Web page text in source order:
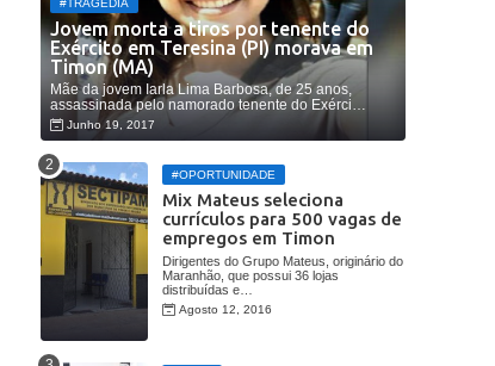
Jovem morta a tiros por tenente do
Exército em Teresina (PI) morava em
Timon (MA)
Mãe da jovem Iarla Lima Barbosa, de 25 anos,
assassinada pelo namorado tenente do Exérci…
Junho 19, 2017
#OPORTUNIDADE
Mix Mateus seleciona
currículos para 500 vagas de
empregos em Timon
Dirigentes do Grupo Mateus, originário do
Maranhão, que possui 36 lojas
distribuídas e…
Agosto 12, 2016